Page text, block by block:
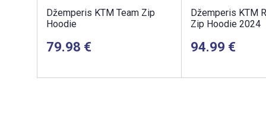
Džemperis KTM Team Zip
Hoodie
79.98
Džemperis KTM
Zip Hoodie 2024
94.99